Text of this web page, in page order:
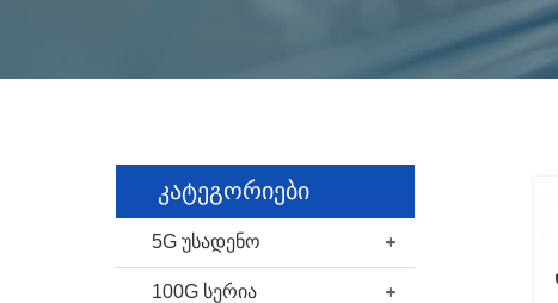
კატეგორიები
5G უსადენო
100G სერია